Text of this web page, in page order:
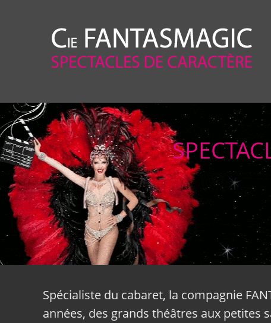
Spécialiste du cabaret, la compagnie
années, des grands théâtres aux petites